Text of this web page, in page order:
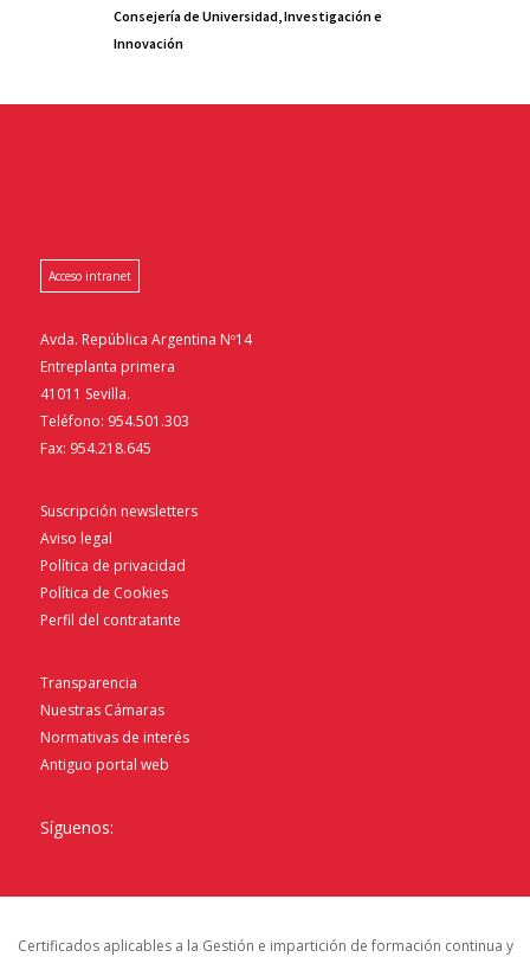
Consejería de Universidad, Investigación e
Innovación
Acceso intranet
Avda. República Argentina Nº14
Entreplanta primera
41011 Sevilla.
Teléfono: 954.501.303
Fax: 954.218.645
Suscripción newsletters
Aviso legal
Política de privacidad
Política de Cookies
Perfil del contratante
Transparencia
Nuestras Cámaras
Normativas de interés
Antiguo portal web
Síguenos:
Certificados aplicables a la Gestión e impartición de formación continua y